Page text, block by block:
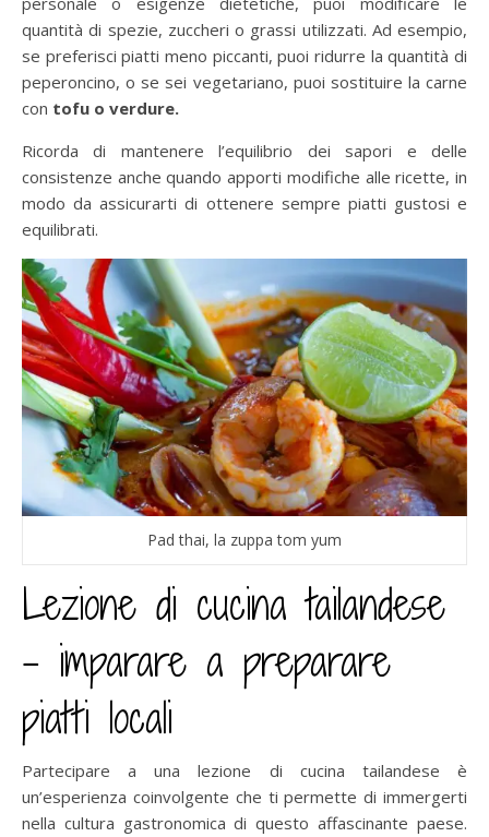
quantità di spezie, zuccheri o grassi utilizzati. Ad esempio,
se preferisci piatti meno piccanti, puoi ridurre la quantità di
peperoncino, o se sei vegetariano, puoi sostituire la carne
con tofu o verdure.
Ricorda di mantenere l’equilibrio dei sapori e delle
consistenze anche quando apporti modifiche alle ricette, in
modo da assicurarti di ottenere sempre piatti gustosi e
equilibrati.
Pad thai, la zuppa tom yum
Lezione di cucina tailandese
– imparare a preparare
piatti locali
Partecipare a una lezione di cucina tailandese è
un’esperienza coinvolgente che ti permette di immergerti
nella cultura gastronomica di questo affascinante paese.